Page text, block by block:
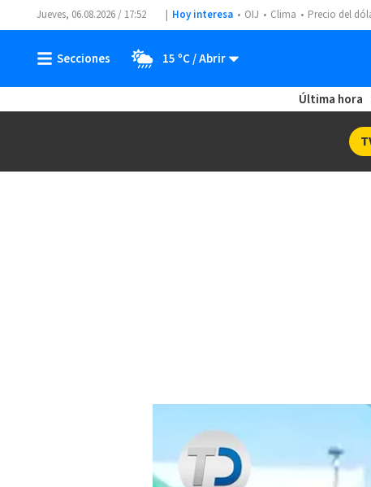
Jueves, 06.08.2026 / 17:52 Hoy interesa OIJ Clima Precio del
15 ºC
Última hora